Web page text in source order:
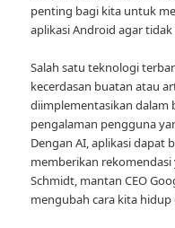
penting bagi kita untuk
aplikasi Android agar
Salah satu teknologi
kecerdasan buatan atau
diimplementasikan dalam
pengalaman pengguna
Dengan AI, aplikasi dapat
memberikan
Schmidt, mantan CEO
mengubah cara kita hidup